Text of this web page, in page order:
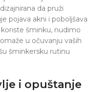
da pruži
pojava akni i poboljšava
šminku, nudimo
u očuvanju vaših
šminkersku rutinu
i opuštanje